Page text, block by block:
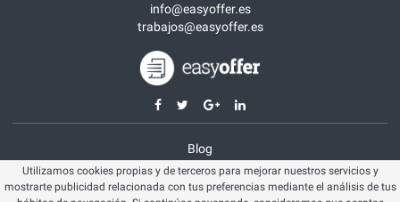
info@easyoffer.es
trabajos@easyoffer.es
Blog
Opiniones
Aviso legal
Utilizamos cookies propias y de terceros para mejorar nuestros servicios y
mostrarte publicidad relacionada con tus preferencias mediante el análisis de tus